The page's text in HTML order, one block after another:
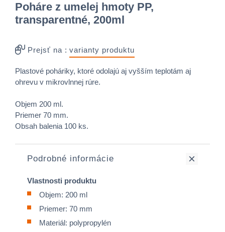
Poháre z umelej hmoty PP,
transparentné, 200ml
Prejsť na : varianty produktu
Plastové poháriky, ktoré odolajú aj vyšším teplotám aj
ohrevu v mikrovlnnej rúre.
Objem 200 ml.
Priemer 70 mm.
Obsah balenia 100 ks.
Podrobné informácie
Vlastnosti produktu
Objem: 200 ml
Priemer: 70 mm
Materiál: polypropylén